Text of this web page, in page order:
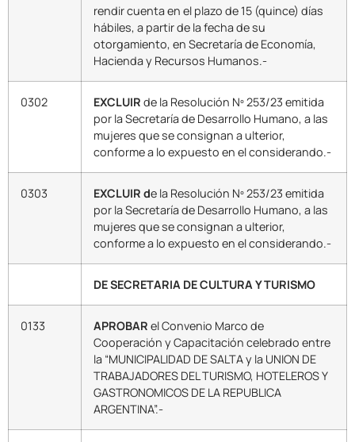
rendir cuenta en el plazo de 15 (quince) días
hábiles, a partir de la fecha de su
otorgamiento, en Secretaría de Economía,
Hacienda y Recursos Humanos.-
0302 EXCLUIR de la Resolución Nº 253/23 emitida
por la Secretaría de Desarrollo Humano, a las
mujeres que se consignan a ulterior,
conforme a lo expuesto en el considerando.-
0303 EXCLUIR de la Resolución Nº 253/23 emitida
por la Secretaría de Desarrollo Humano, a las
mujeres que se consignan a ulterior,
conforme a lo expuesto en el considerando.-
DE SECRETARIA DE CULTURA Y TURISMO
0133 APROBAR el Convenio Marco de
Cooperación y Capacitación celebrado entre
la “MUNICIPALIDAD DE SALTA y la UNION DE
TRABAJADORES DEL TURISMO, HOTELEROS Y
GASTRONOMICOS DE LA REPUBLICA
ARGENTINA”.-